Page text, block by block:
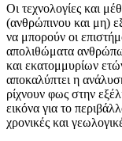
Οι τεχνολογίες και
(ανθρώπινου και μη)
να μπορούν οι
απολιθώματα
και εκατομμυρίων
αποκαλύπτει η
ρίχνουν φως στην
εικόνα για το
χρονικές και